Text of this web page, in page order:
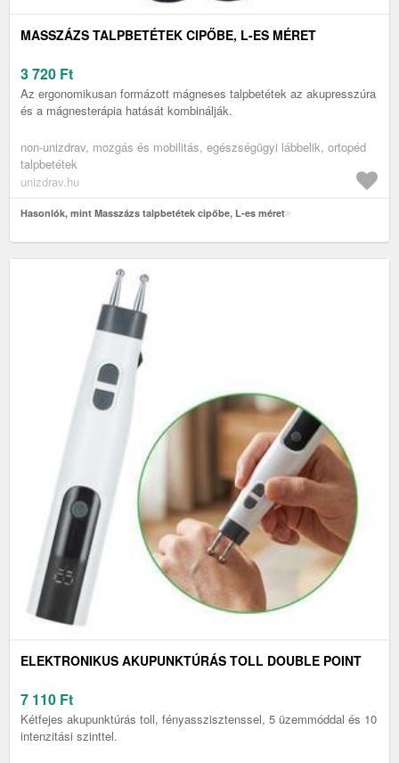
MASSZÁZS TALPBETÉTEK CIPŐBE, L-ES MÉRET
3 720 Ft
Az ergonomikusan formázott mágneses talpbetétek az akupresszúra
és a mágnesterápia hatását kombinálják.
non-unizdrav, mozgás és mobilitás, egészségügyi lábbelik, ortopéd
talpbetétek
unizdrav.hu
Hasonlók, mint Masszázs talpbetétek cipőbe, L-es méret
ELEKTRONIKUS AKUPUNKTÚRÁS TOLL DOUBLE POINT
7 110 Ft
Kétfejes akupunktúrás toll, fényasszisztenssel, 5 üzemmóddal és 10
intenzitási szinttel.